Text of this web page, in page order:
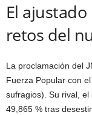
El
retos del
La proclamación del
Fuerza Popular con
sufragios). Su rival,
49,865 % tras